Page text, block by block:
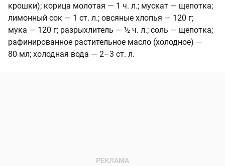
крошки); корица молотая — 1 ч. л.; мускат — щепотка;
лимонный сок — 1 ст. л.; овсяные хлопья — 120 г;
мука — 120 г; разрыхлитель — ½ ч. л.; соль — щепотка;
рафинированное растительное масло (холодное) —
80 мл; холодная вода — 2–3 ст. л.